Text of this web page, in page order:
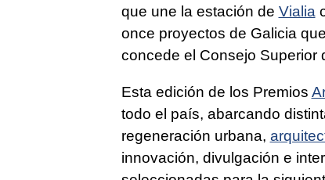
que une la estación de Vialia
once proyectos de Galicia
concede el Consejo Superior
Esta edición de los Premios
todo el país, abarcando
regeneración urbana,
innovación, divulgación e